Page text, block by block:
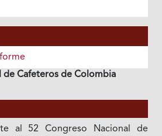
de Cafeteros de Colombia
al 52 Congreso Nacional de